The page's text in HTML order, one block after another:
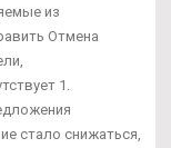
из
Отмена
1.
стало снижаться,